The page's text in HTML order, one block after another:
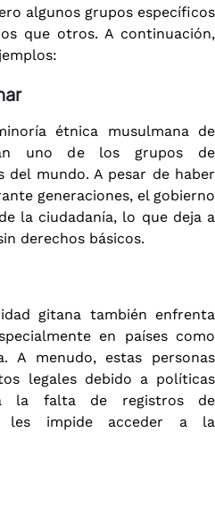
algunos grupos específicos
que otros. A continuación,
étnica musulmana de
uno de los grupos de
del mundo. A pesar de haber
generaciones, el gobierno
la ciudadanía, lo que deja a
derechos básicos.
gitana también enfrenta
en países como
A menudo, estas personas
legales debido a políticas
la falta de registros de
les impide acceder a la